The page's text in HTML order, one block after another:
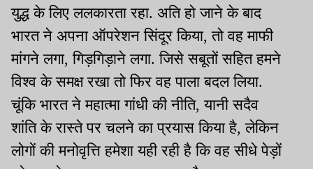
युद्ध के लिए ललकारता रहा. अति हो जाने के बाद
भारत ने अपना ऑपरेशन सिंदूर किया, तो वह माफी
मांगने लगा, गिड़गिड़ाने लगा. जिसे सबूतों सहित हमने
विश्व के समक्ष रखा तो फिर वह पाला बदल लिया.
चूंकि भारत ने महात्मा गांधी की नीति, यानी सदैव
शांति के रास्ते पर चलने का प्रयास किया है, लेकिन
लोगों की मनोवृत्ति हमेशा यही रही है कि वह सीधे पेड़ों